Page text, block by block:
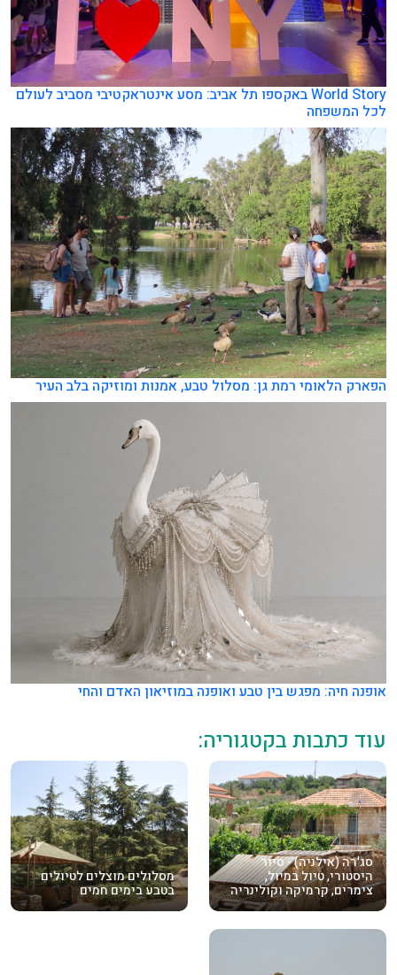
World Story באקספו תל אביב: מסע אינטראקטיבי מסביב לעולם
לכל המשפחה
הפארק הלאומי רמת גן: מסלול טבע, אמנות ומוזיקה בלב העיר
אופנה חיה: מפגש בין טבע ואופנה במוזיאון האדם והחי
עוד כתבות בקטגוריה:
סג'רה (אילניה) - סיור
היסטורי, טיול במיול,
צימרים, קרמיקה וקולינריה
מסלולים מוצלים לטיולים
בטבע בימים חמים